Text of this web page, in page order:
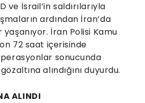
ve İsrail’in saldırılarıyla
ardından İran’da
İran Polisi Kamu
72 saat içerisinde
sonucunda
alındığını duyurdu.
ALINDI